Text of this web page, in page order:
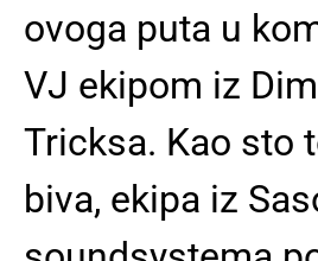
ovoga puta u
VJ ekipom iz
Tricksa. Kao sto
biva, ekipa iz